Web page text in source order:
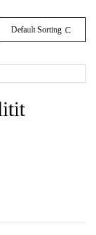
Default Sorting